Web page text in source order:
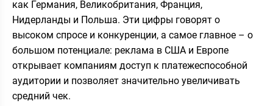
как Германия, Великобритания, Франция,
Нидерланды и Польша. Эти цифры говорят о
высоком спросе и конкуренции, а самое главное – о
большом потенциале: реклама в США и Европе
открывает компаниям доступ к платежеспособной
аудитории и позволяет значительно увеличивать
средний чек.